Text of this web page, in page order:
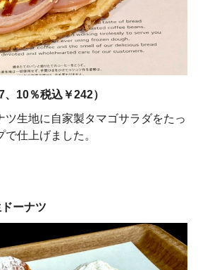
10％税込￥242）
ツ生地に自家製タマゴサラダをたっ
仕上げました。
ーナツ